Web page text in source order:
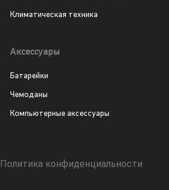
Климатическая техника
Аксессуары
Батарейки
Чемоданы
Компьютерные аксессуары
Политика конфиденциальности